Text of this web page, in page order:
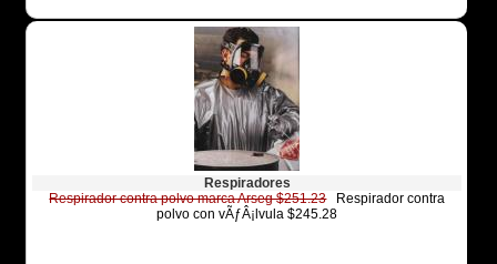
Respiradores
Respirador contra polvo marca Arseg $251.23Respirador contra
polvo con vÃƒÂ¡lvula $245.28